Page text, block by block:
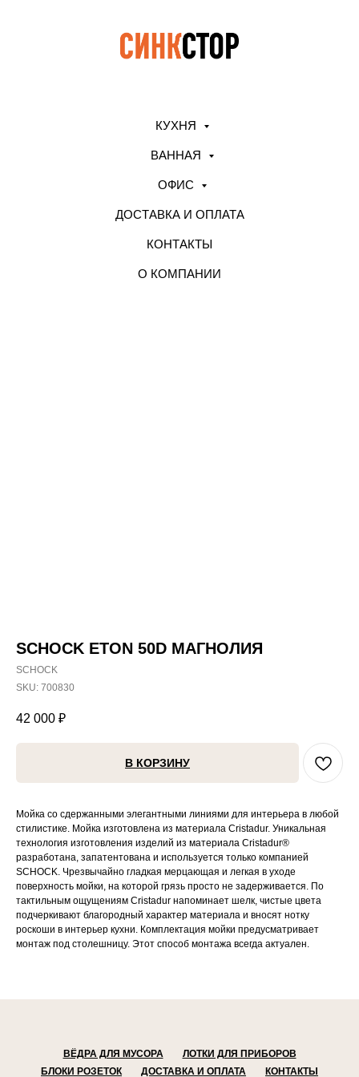
КУХНЯ
ВАННАЯ
ОФИС
ДОСТАВКА И ОПЛАТА
КОНТАКТЫ
О КОМПАНИИ
SCHOCK ETON 50D МАГНОЛИЯ
SCHOCK
SKU: 700830
42 000 ₽
В КОРЗИНУ
Мойка со сдержанными элегантными линиями для интерьера в любой
стилистике. Мойка изготовлена из материала Cristadur. Уникальная
технология изготовления изделий из материала Cristadur®
разработана, запатентована и используется только компанией
SCHOCK. Чрезвычайно гладкая мерцающая и легкая в уходе
поверхность мойки, на которой грязь просто не задерживается. По
тактильным ощущениям Cristadur напоминает шелк, чистые цвета
подчеркивают благородный характер материала и вносят нотку
роскоши в интерьер кухни. Комплектация мойки предусматривает
монтаж под столешницу. Этот способ монтажа всегда актуален.
ВЁДРА ДЛЯ МУСОРА
ЛОТКИ ДЛЯ ПРИБОРОВ
БЛОКИ РОЗЕТОК
ДОСТАВКА И ОПЛАТА КОНТАКТЫ